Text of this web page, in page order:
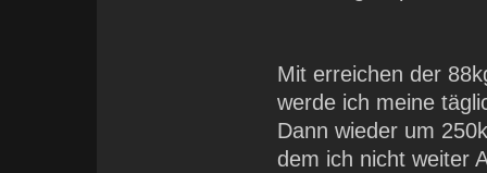
Mit erreichen der
werde ich meine
Dann wieder um
dem ich nicht weiter